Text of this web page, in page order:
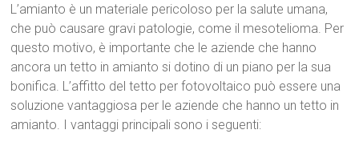
L’amianto è un materiale pericoloso per la salute umana,
che può causare gravi patologie, come il mesotelioma. Per
questo motivo, è importante che le aziende che hanno
ancora un tetto in amianto si dotino di un piano per la sua
bonifica. L’affitto del tetto per fotovoltaico può essere una
soluzione vantaggiosa per le aziende che hanno un tetto in
amianto. I vantaggi principali sono i seguenti: